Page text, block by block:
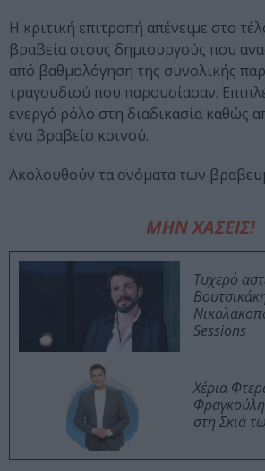
Η κριτική επιτροπή απένειμε στο
βραβεία στους δημιουργούς που
από βαθμολόγηση της συνολικής
τραγουδιού που παρουσίασαν.
ενεργό ρόλο στη διαδικασία καθώς
ένα βραβείο κοινού.
Ακολουθούν τα ονόματα των
ΜΗΝ ΧΑΣΕΙΣ!
Τυχερό
Sessions
Χέρια
στη Σκιά